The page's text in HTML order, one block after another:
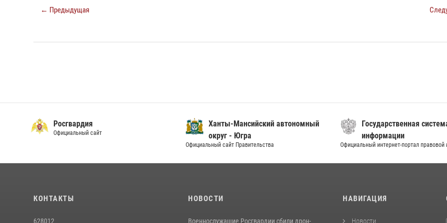
← Предыдущая
Росгвардия
Официальный сайт
Ханты-Мансийский автономный
округ - Югра
Официальный сайт Правительства
Государственная
информации
Официальный интернет-портал
КОНТАКТЫ
628012
НОВОСТИ
Военнослужащие Росгвардии сбили дрон-
НАВИГАЦИЯ
Новости